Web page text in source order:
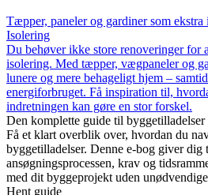
Tæpper, paneler og gardiner som
Isolering
Du behøver ikke store renoveringer for
isolering. Med tæpper, vægpaneler og
lunere og mere behageligt hjem –
energiforbruget. Få inspiration til,
indretningen kan gøre en stor forskel.
Den komplette guide til byggetilladelser
Få et klart overblik over, hvordan du
byggetilladelser. Denne e-bog giver
ansøgningsprocessen, krav og
med dit byggeprojekt uden
Hent guide